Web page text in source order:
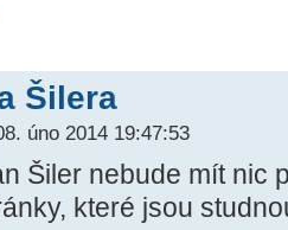
Šilera
úno 2014 19:47:53
Šiler nebude mít nic
které jsou